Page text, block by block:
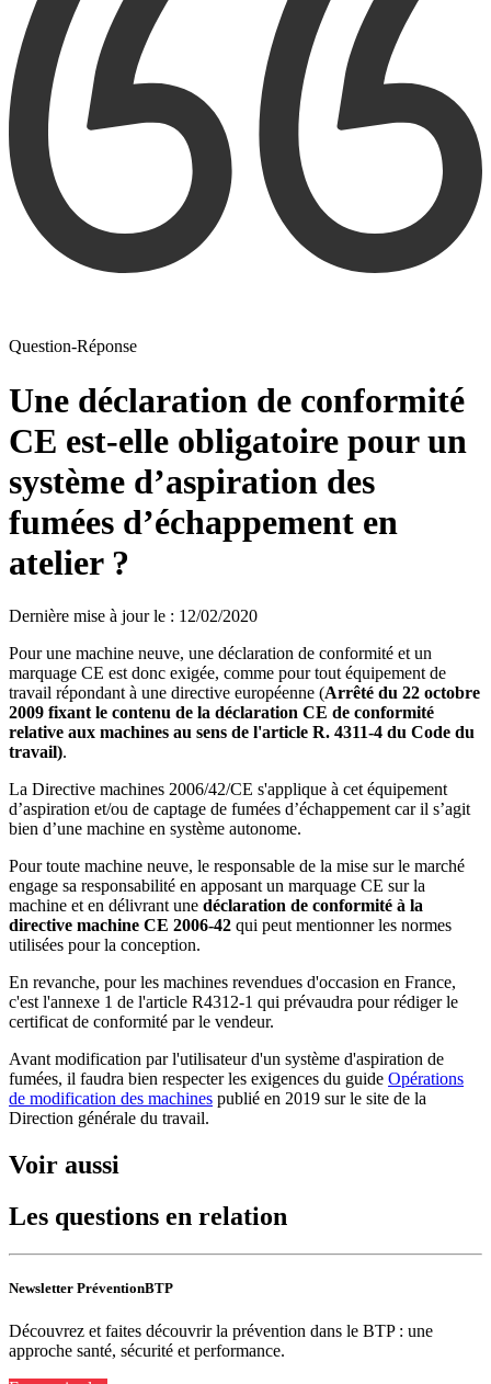
Question-Réponse
Une déclaration de conformité
CE est-elle obligatoire pour un
système d’aspiration des
fumées d’échappement en
atelier ?
Dernière mise à jour le : 12/02/2020
Pour une machine neuve, une déclaration de conformité et un
marquage CE est donc exigée, comme pour tout équipement de
travail répondant à une directive européenne (Arrêté du 22 octobre
2009 fixant le contenu de la déclaration CE de conformité
relative aux machines au sens de l'article R. 4311-4 du Code du
travail).
La Directive machines 2006/42/CE s'applique à cet équipement
d’aspiration et/ou de captage de fumées d’échappement car il s’agit
bien d’une machine en système autonome.
Pour toute machine neuve, le responsable de la mise sur le marché
engage sa responsabilité en apposant un marquage CE sur la
machine et en délivrant une déclaration de conformité à la
directive machine CE 2006-42 qui peut mentionner les normes
utilisées pour la conception.
En revanche, pour les machines revendues d'occasion en France,
c'est l'annexe 1 de l'article R4312-1 qui prévaudra pour rédiger le
certificat de conformité par le vendeur.
Avant modification par l'utilisateur d'un système d'aspiration de
fumées, il faudra bien respecter les exigences du guide Opérations
de modification des machines publié en 2019 sur le site de la
Direction générale du travail.
Voir aussi
Les questions en relation
Newsletter PréventionBTP
Découvrez et faites découvrir la prévention dans le BTP : une
approche santé, sécurité et performance.